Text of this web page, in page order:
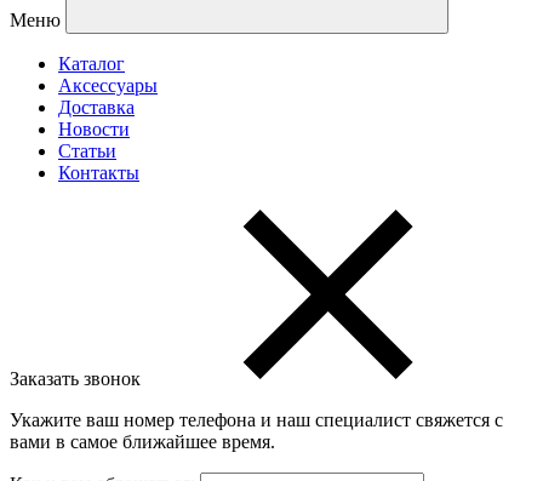
Меню
Каталог
Аксессуары
Доставка
Новости
Статьи
Контакты
Заказать звонок
Укажите ваш номер телефона и наш специалист свяжется с
вами в самое ближайшее время.